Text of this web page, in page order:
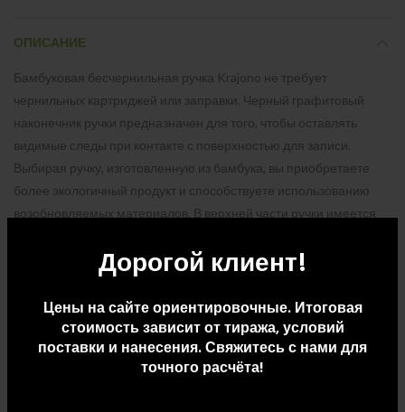
Дорогой клиент!
Цены на сайте ориентировочные. Итоговая
стоимость зависит от тиража, условий
поставки и нанесения. Свяжитесь с нами для
точного расчёта!
ОПИСАНИЕ
Бамбуковая бесчернильная ручка Krajono не требует
чернильных картриджей или заправки. Черный графитовый
наконечник ручки предназначен для того, чтобы оставлять
видимые следы при контакте с поверхностью для записи.
Выбирая ручку, изготовленную из бамбука, вы приобретаете
более экологичный продукт и способствуете использованию
возобновляемых материалов. В верхней части ручки имеется
0,5 мм. FSC certified bamboo. FSC 100% N5 CU-COC-877277.
ДОПОЛНИТЕЛЬНАЯ ИНФОРМАЦИЯ
ДОСТАВКА И ОПЛАТА